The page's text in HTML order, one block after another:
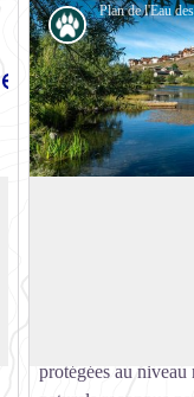
Faune
protégées au